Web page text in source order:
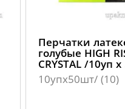
Перчатки
голубые HIGH
CRYSTAL /10уп
10упх50шт/ (10)